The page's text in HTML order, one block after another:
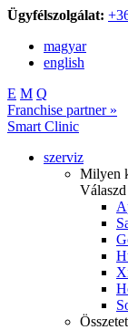
Ügyfélszolgálat:
magyar
english
E M Q
Franchise partner »
Smart Clinic
szerviz
Milyen